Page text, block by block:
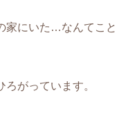
家にいた…なんてこと
がっています。